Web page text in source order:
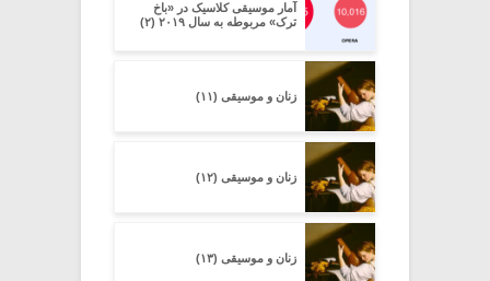
آمار موسیقی کلاسیک در «باخ
ترک» مربوطه به سال ۲۰۱۹ (۲)
زنان و موسیقی (۱۱)
زنان و موسیقی (۱۲)
زنان و موسیقی (۱۳)